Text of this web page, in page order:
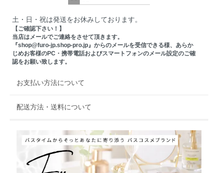
土・日・祝は発送をお休みしております。
【ご確認下さい！】
当店はメールでご連絡をさせて頂きます。
『shop@furo-jp.shop-pro.jp』からのメールを受信できる様、あらか
じめお客様のPC・携帯電話およびスマートフォンのメール設定のご確
認をお願い致します。
お支払い方法について
配送方法・送料について